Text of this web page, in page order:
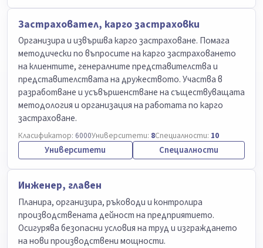
Застраховател, карго застраховки
Организира и извършва карго застраховане. Помага
методически по въпросите на карго застраховането
на клиентите, генералните представителства и
представителствата на дружеството. Участва в
разработване и усъвършенстване на съществуващата
методология и организация на работата по карго
застраховане.
Класификатор: 6000Университети: 8Специалности: 10
Университети Специалности
Инженер, главен
Планира, организира, ръководи и контролира
производствената дейност на предприятието.
Осигурява безопасни условия на труд и изграждането
на нови производствени мощности.